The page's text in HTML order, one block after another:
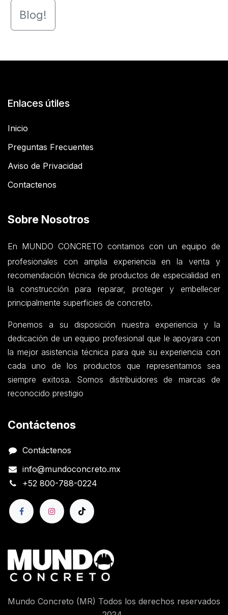
Blog​!
Enlaces útiles
Inicio
Preguntas Frecuentes
Aviso de Privacidad
Contactenos
Sobre Nosotros
En MUNDO CONCRETO contamos con un equipo de
profesionales con amplia experiencia en la venta y
recomendación técnica de productos de especialidad en
la construcción para reparar, proteger y embellecer
principalmente superficies de concreto.
Ponemos a su disposición nuestra experiencia y la
dedicación de un equipo profesional que le apoyara con
la mejor asistencia técnica para que su experiencia con
cada uno de los productos que representamos sea
siempre exitosa. Somos distribuidores de marcas de
reconocido prestigio
Contáctenos
Contáctenos
info@mundoconcreto.mx
+52 800-788-0224
Mundo Concreto (MR) Todos los derechos reservados